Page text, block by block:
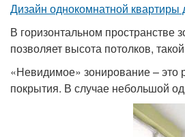
Дизайн однокомнатной квартиры
В горизонтальном пространстве
позволяет высота потолков,
«Невидимое» зонирование – это
покрытия. В случае небольшой